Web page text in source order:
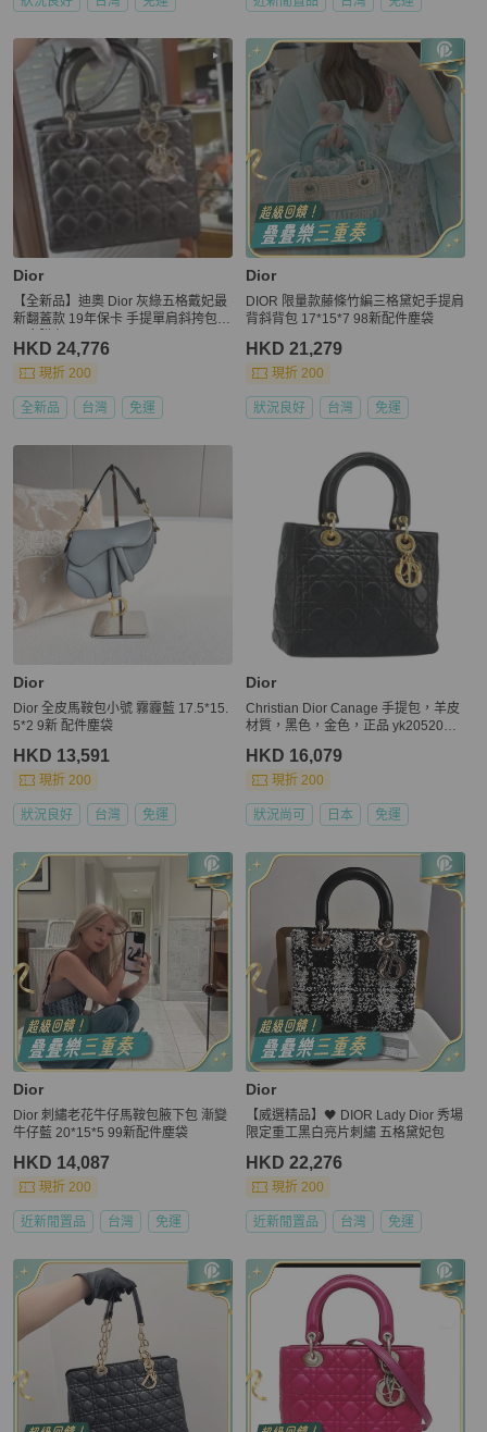
Dior
【全新品】迪奧 Dior 灰綠五格戴妃最
新翻蓋款 19年保卡 手提單肩斜挎包
HKD 24,776
現折 200
全新品 台灣 免運
Dior
DIOR 限量款藤條竹編三格黛妃手提肩
背斜背包 17*15*7 98新配件塵袋
HKD 21,279
現折 200
狀況良好 台灣 免運
Dior
Dior 全皮馬鞍包小號 霧霾藍 17.5*15.
5*2 9新 配件塵袋
HKD 13,591
現折 200
狀況良好 台灣 免運
Dior
Christian Dior Canage 手提包，羊皮
材質，黑色，金色，正品 yk20520SA
HKD 16,079
現折 200
狀況尚可 日本 免運
Dior
Dior 刺繡老花牛仔馬鞍包腋下包 漸變
牛仔藍 20*15*5 99新配件塵袋
HKD 14,087
現折 200
近新閒置品 台灣 免運
Dior
【威選精品】🖤 DIOR Lady Dior 秀場
限定重工黑白亮片刺繡 五格黛妃包
HKD 22,276
現折 200
近新閒置品 台灣 免運